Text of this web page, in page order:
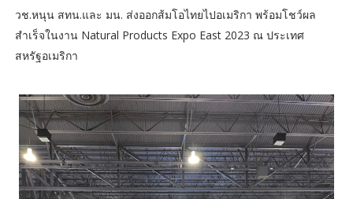
วช.หนุน สทน.และ มน. ส่งออกส้มโอไทยไปอเมริกา พร้อมโชว์ผล
สำเร็จในงาน Natural Products Expo East 2023 ณ ประเทศ
สหรัฐอเมริกา